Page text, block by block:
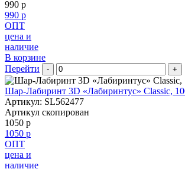
990 р
990 р
ОПТ
цена и
наличие
В корзине
Перейти
- +
Шар-Лабиринт 3D «Лабиринтус» Classic,
Артикул: SL562477
Артикул скопирован
1050 р
1050 р
ОПТ
цена и
наличие